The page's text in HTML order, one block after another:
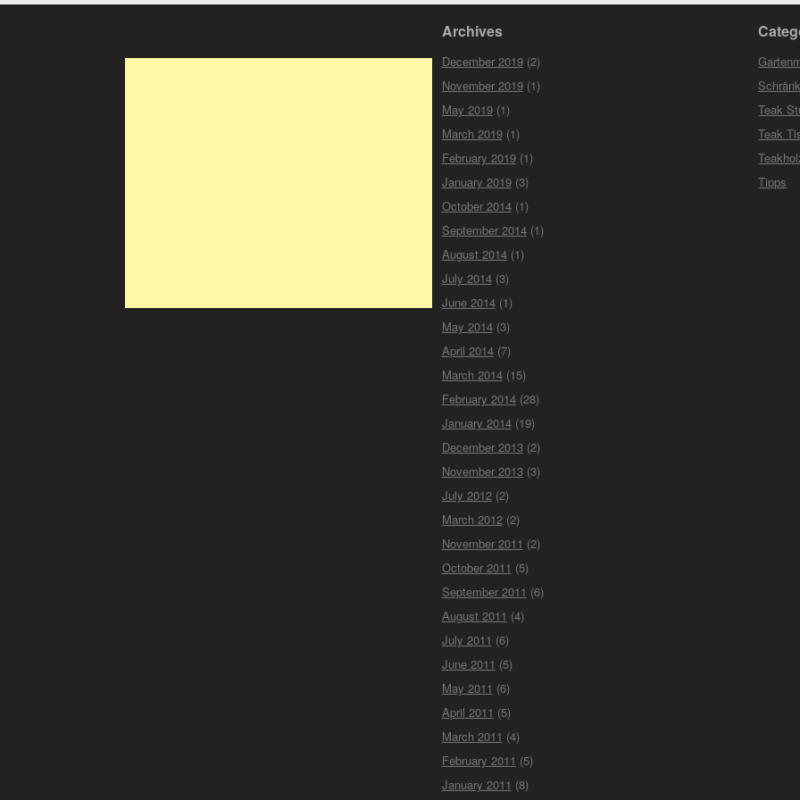
Archives
December 2019(2)
November 2019(1)
May 2019(1)
March 2019(1)
February 2019(1)
January 2019(3)
October 2014(1)
September 2014(1)
August 2014(1)
July 2014(3)
June 2014(1)
May 2014(3)
April 2014(7)
March 2014(15)
February 2014(28)
January 2014(19)
December 2013(2)
November 2013(3)
July 2012(2)
March 2012(2)
November 2011 (2)
October 2011 (5)
September 2011 (6)
August 2011 (4)
July 2011 (6)
June 2011 (5)
May 2011 (6)
April 2011 (5)
March 2011 (4)
February 2011 (5)
January 2011 (8)
Teak
Teak
Tipps